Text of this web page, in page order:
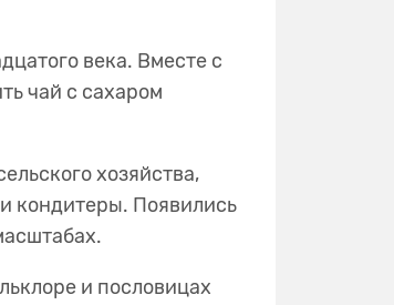
века. Вместе с
чай с сахаром
хозяйства,
кондитеры. Появились
и пословицах